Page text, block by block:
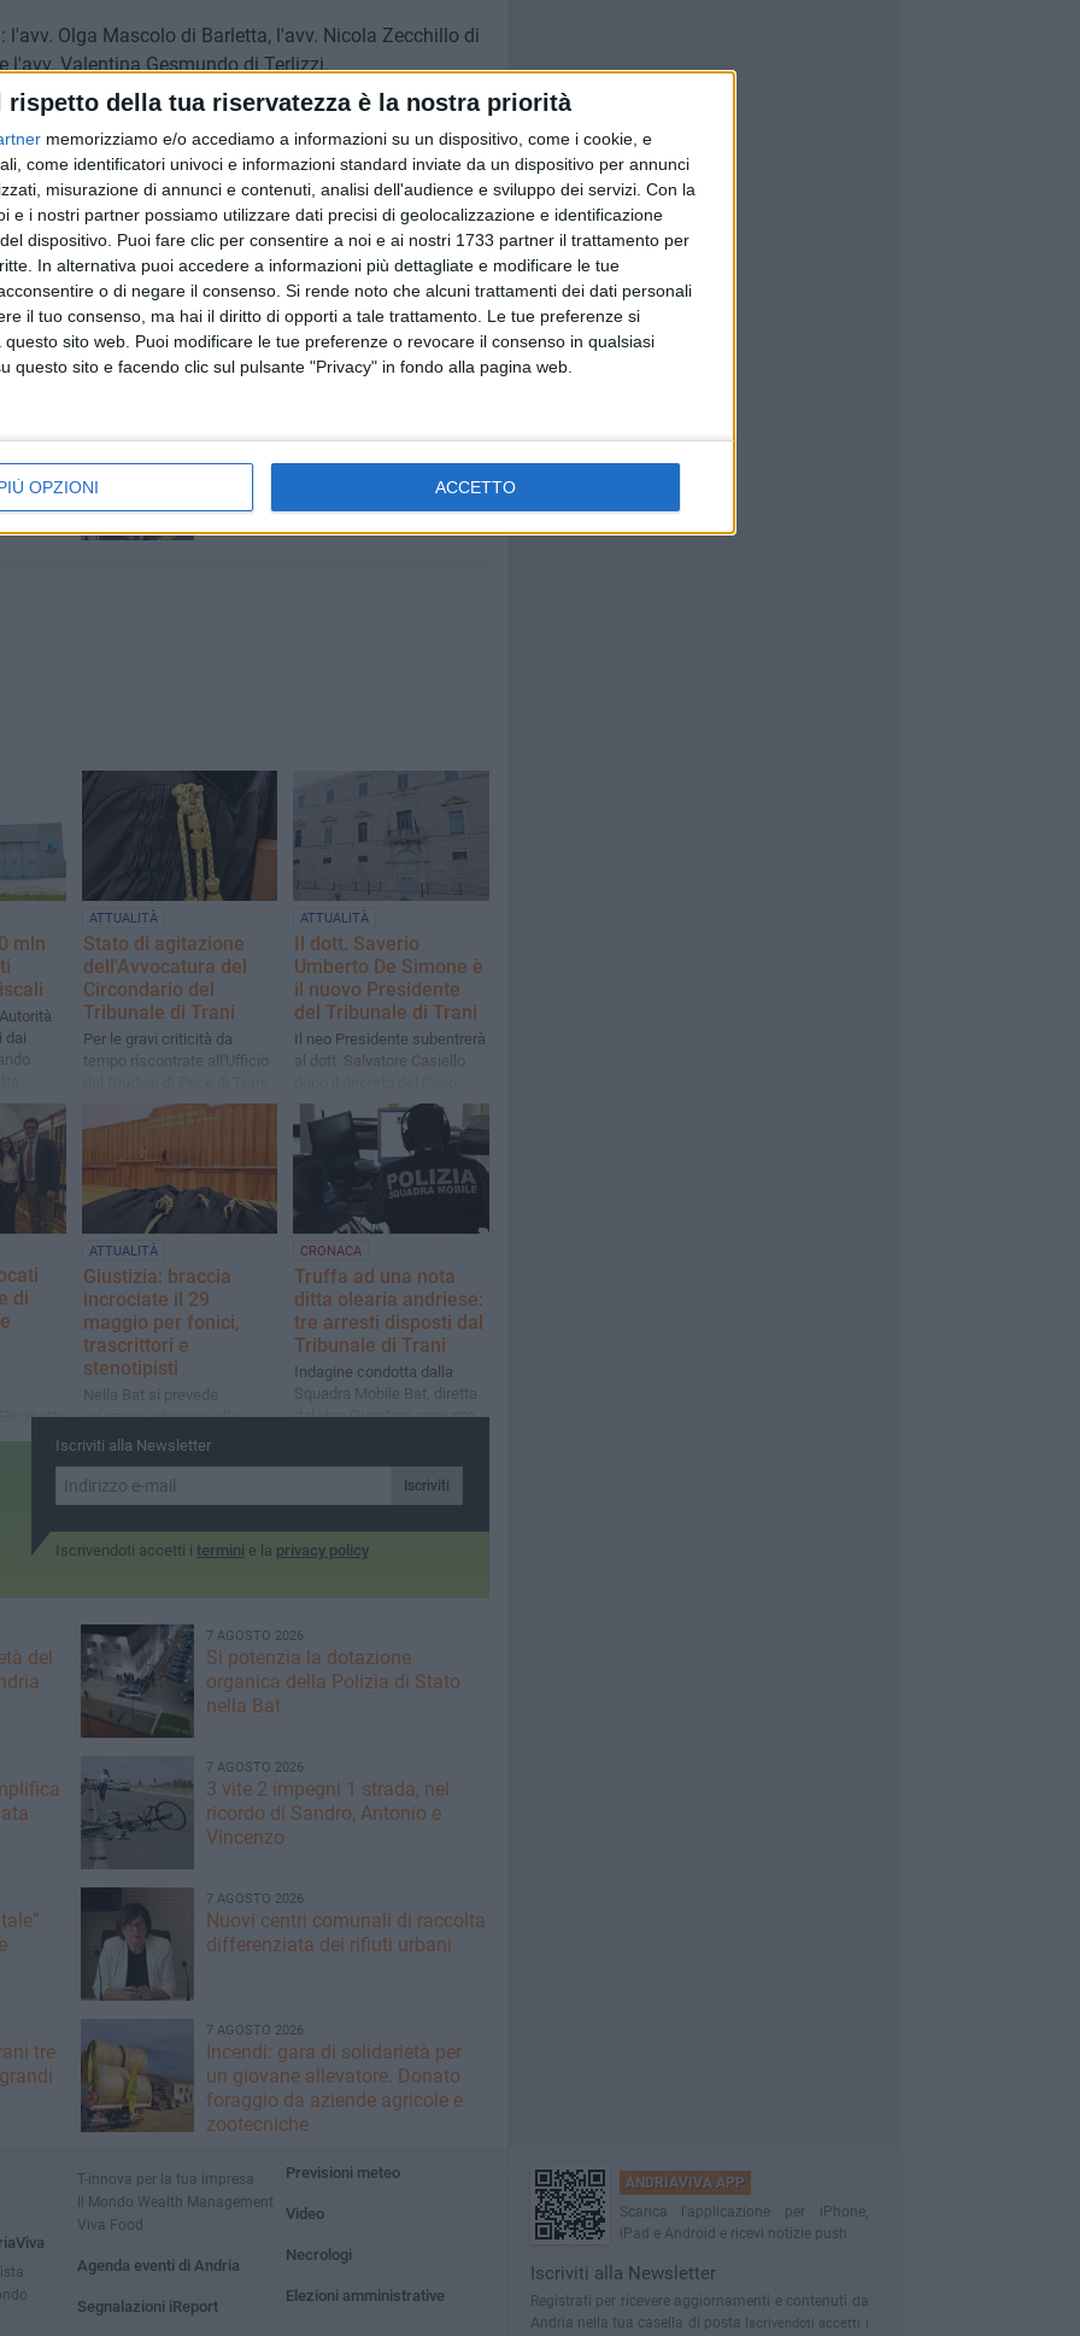
rispetto della tua riservatezza è la nostra priorità
memorizziamo e/o accediamo a informazioni su un dispositivo, come i cookie, e
come identificatori univoci e informazioni standard inviate da un dispositivo per annunci
misurazione di annunci e contenuti, analisi dell'audience e sviluppo dei servizi. Con la
e i nostri partner possiamo utilizzare dati precisi di geolocalizzazione e identificazione
dispositivo. Puoi fare clic per consentire a noi e ai nostri 1733 partner il trattamento per
In alternativa puoi accedere a informazioni più dettagliate e modificare le tue
o di negare il consenso. Si rende noto che alcuni trattamenti dei dati personali
il tuo consenso, ma hai il diritto di opporti a tale trattamento. Le tue preferenze si
sito web. Puoi modificare le tue preferenze o revocare il consenso in qualsiasi
questo sito e facendo clic sul pulsante "Privacy" in fondo alla pagina web.
OPZIONI ACCETTO
Olga Mascolo di Barletta, l'avv. Nicola Zecchillo di
l'avv. Valentina Gesmundo di Terlizzi.
scopo di lucro é composto da avvocati che
della categoria la formazione continua e periodica
l'ordine professionale e gli organismi istituzionali
tenuto a dichiarare la riconfermata presidente avv.
Presidenza continuerò , unitamente agli altri colleghi, ad
ed evidenziando la funzione sociale rivestita dalla
NAZIONALE AVVOCATI ITALIANI
punto
tra
7 AGOSTO 2026
Giovane donna investita
all'incrocio tra via Bisceglie e via
Mozart
mln
dai
ATTUALITÀ
Stato di agitazione
dell'Avvocatura del
Circondario del
Tribunale di Trani
Per le gravi criticità da
tempo riscontrate all'Ufficio
ATTUALITÀ
Il dott. Saverio
Umberto De Simone è
il nuovo Presidente
del Tribunale di Trani
Il neo Presidente subentrerà
al dott. Salvatore Casiello
dello Stato
di
ATTUALITÀ
Giustizia: braccia
incrociate il 29
maggio per fonici,
trascrittori e
stenotipisti
Nella Bat si prevede
un’ampia adesione alla
mobilitazione: “Non
continuità lavorativa,
contratti e paga oraria
CRONACA
Truffa ad una nota
ditta olearia andriese:
tre arresti disposti dal
Tribunale di Trani
Indagine condotta dalla
Squadra Mobile Bat, diretta
dal vice Questore aggiunto
Iscriviti alla Newsletter
Iscriviti
Iscrivendoti accetti i termini e la privacy policy
del
7 AGOSTO 2026
Si potenzia la dotazione
organica della Polizia di Stato
nella Bat
7 AGOSTO 2026
3 vite 2 impegni 1 strada, nel
ricordo di Sandro, Antonio e
Vincenzo
7 AGOSTO 2026
Nuovi centri comunali di raccolta
differenziata dei rifiuti urbani
tre
7 AGOSTO 2026
Incendi: gara di solidarietà per
un giovane allevatore. Donato
foraggio da aziende agricole e
zootecniche
T-innova per la tua impresa
Il Mondo Wealth Management
Viva Food
Agenda eventi di Andria
Segnalazioni iReport
Previsioni meteo
Video
Necrologi
Elezioni amministrative
ANDRIAVIVA APP
Scarica l'applicazione per iPhone,
iPad e Android e ricevi notizie push
Iscriviti alla Newsletter
Registrati per ricevere aggiornamenti e contenuti da
Andria nella tua casella di posta Iscrivendoti accetti i